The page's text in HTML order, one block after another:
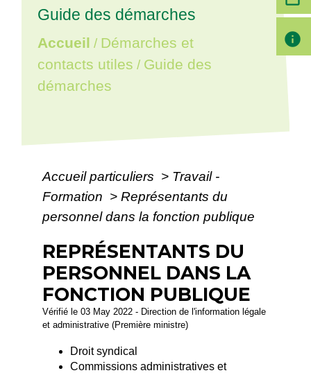
Guide des démarches
Accueil / Démarches et
contacts utiles / Guide des
démarches
Accueil particuliers > Travail -
Formation > Représentants du
personnel dans la fonction publique
REPRÉSENTANTS DU
PERSONNEL DANS LA
FONCTION PUBLIQUE
Vérifié le 03 May 2022 - Direction de l'information légale
et administrative (Première ministre)
Droit syndical
Commissions administratives et
info